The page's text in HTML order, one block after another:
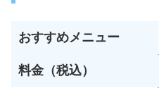
おすすめメニュー
料金（税込）